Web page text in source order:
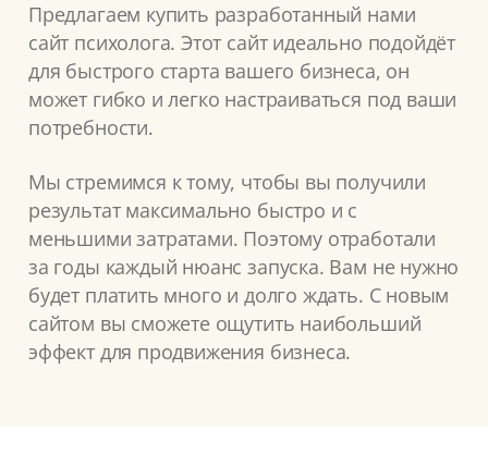
Предлагаем купить разработанный нами
сайт психолога. Этот сайт идеально подойдёт
для быстрого старта вашего бизнеса, он
может гибко и легко настраиваться под ваши
потребности.
Мы стремимся к тому, чтобы вы получили
результат максимально быстро и с
меньшими затратами. Поэтому отработали
за годы каждый нюанс запуска. Вам не нужно
будет платить много и долго ждать. С новым
сайтом вы сможете ощутить наибольший
эффект для продвижения бизнеса.